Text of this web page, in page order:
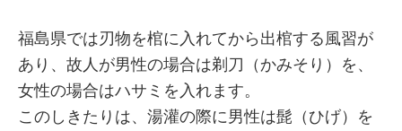
福島県では刃物を棺に入れてから出棺する風習が
あり、故人が男性の場合は剃刀（かみそり）を、
女性の場合はハサミを入れます。
このしきたりは、湯灌の際に男性は髭（ひげ）を